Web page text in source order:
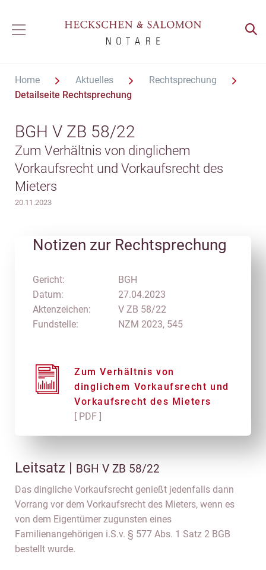
Home Aktuelles
Rechtsprechung
Detailseite Rechtsprechung
BGH V ZB 58/22
Zum Verhältnis von dinglichem
Vorkaufsrecht und Vorkaufsrecht des
Mieters
20.11.2023
Notizen zur Rechtsprechung
Gericht:
Datum:
Aktenzeichen:
Fundstelle:
BGH
27.04.2023
V ZB 58/22
NZM 2023, 545
Zum Verhältnis von
dinglichem Vorkaufsrecht und
Vorkaufsrecht des Mieters
[ PDF ]
Leitsatz | BGH V ZB 58/22
Das dingliche Vorkaufsrecht genießt jedenfalls dann
Vorrang vor dem Vorkaufsrecht des Mieters, wenn es
von dem Eigentümer zugunsten eines
Familienangehörigen i.S.v. § 577 Abs. 1 Satz 2 BGB
bestellt wurde.